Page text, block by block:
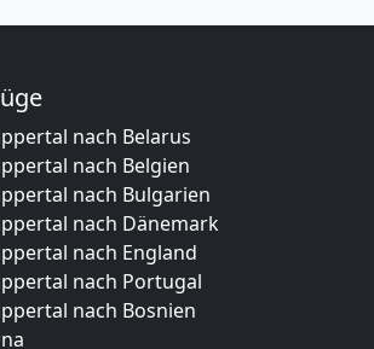
nach Belarus
nach Belgien
nach Bulgarien
nach Dänemark
nach England
nach Portugal
nach Bosnien